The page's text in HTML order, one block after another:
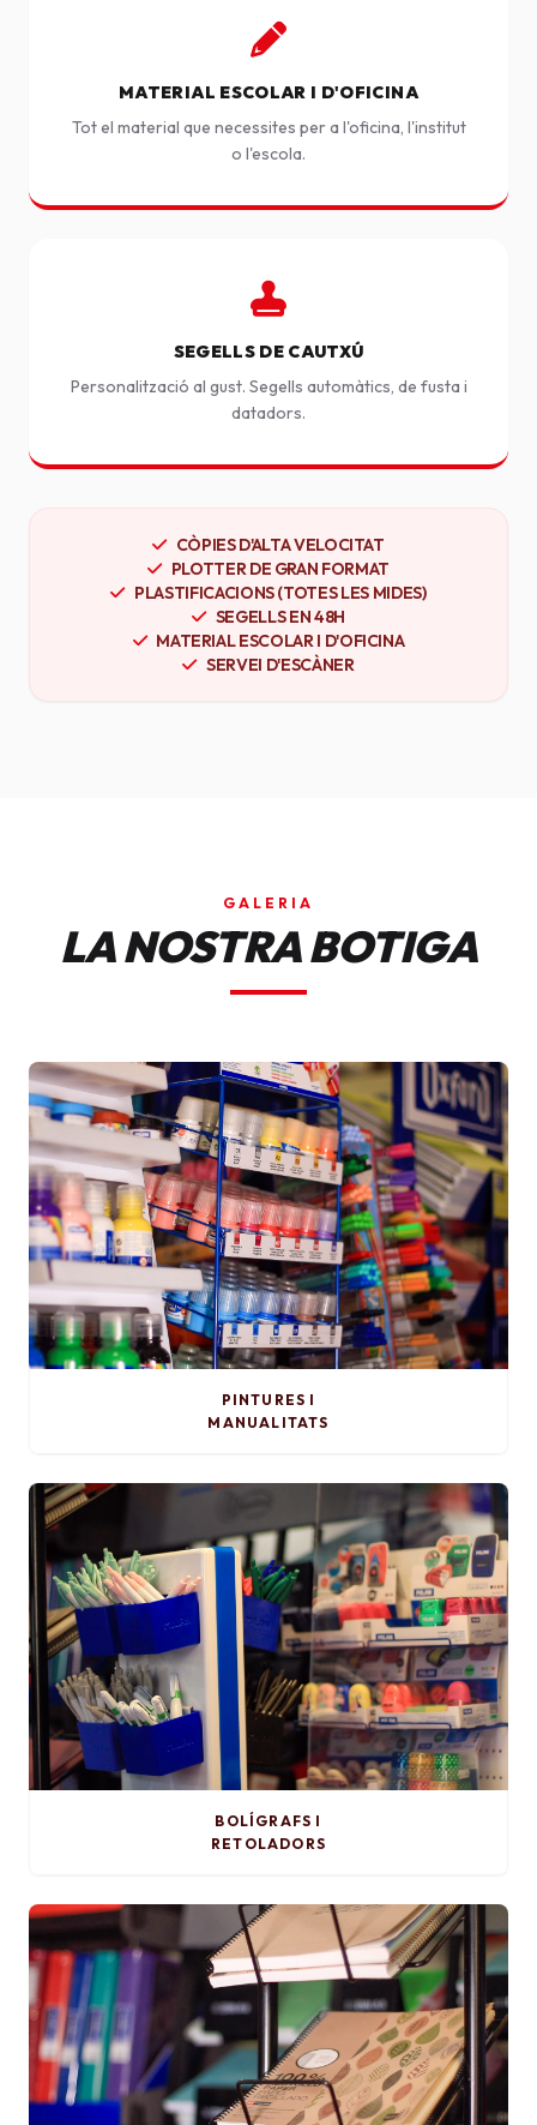
MATERIAL ESCOLAR I D'OFICINA
Tot el material que necessites per a l'oficina, l'institut
o l'escola.
SEGELLS DE CAUTXÚ
Personalització al gust. Segells automàtics, de fusta i
datadors.
CÒPIES D'ALTA VELOCITAT
PLOTTER DE GRAN FORMAT
PLASTIFICACIONS (TOTES LES MIDES)
SEGELLS EN 48H
MATERIAL ESCOLAR I D'OFICINA
SERVEI D'ESCÀNER
GALERIA
LA NOSTRA BOTIGA
PINTURES I
MANUALITATS
BOLÍGRAFS I
RETOLADORS